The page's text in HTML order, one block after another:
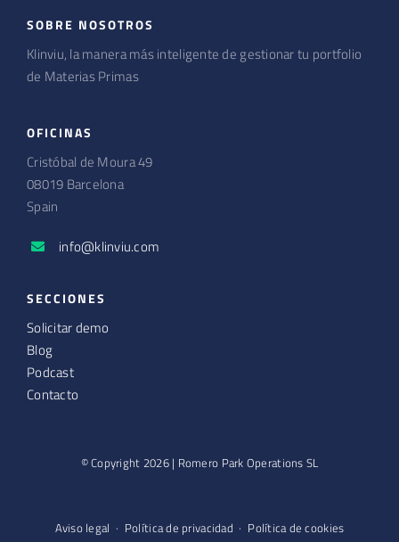
SOBRE NOSOTROS
Klinviu, la manera más inteligente de gestionar tu portfolio
de Materias Primas
OFICINAS
Cristóbal de Moura 49
08019 Barcelona
Spain
info@klinviu.com
SECCIONES
Solicitar demo
Blog
Podcast
Contacto
© Copyright 2026 | Romero Park Operations SL
Aviso legal · Política de privacidad · Política de cookies